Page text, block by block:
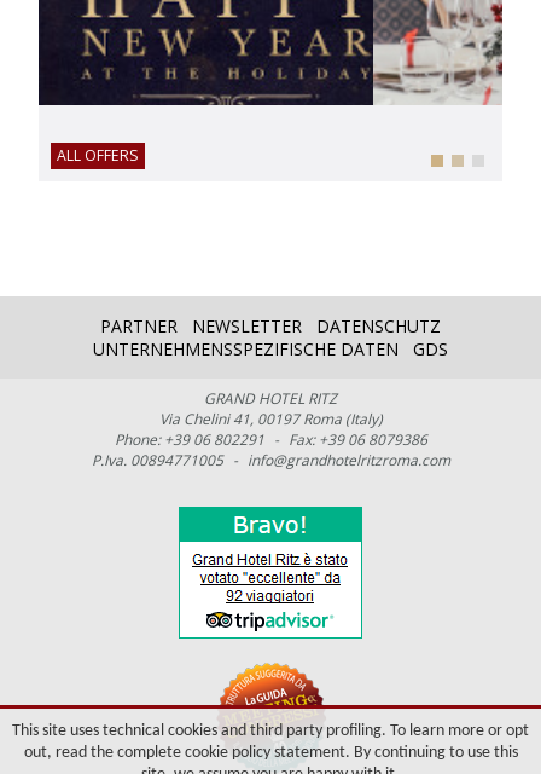
ALL OFFERS
PARTNER NEWSLETTER
DATENSCHUTZ
UNTERNEHMENSSPEZIFISCHE DATEN
GDS
GRAND HOTEL RITZ
Via Chelini 41, 00197 Roma (Italy)
Phone: +39 06 802291 - Fax: +39 06 8079386
P.Iva. 00894771005 - info@grandhotelritzroma.com
This site uses technical cookies and third party profiling. To learn more or opt
out, read the complete cookie policy statement. By continuing to use this